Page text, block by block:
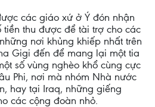
các giáo xứ ở Ý đón nhận
thu được để tài trợ cho các
nơi khủng khiếp nhất trên
Gigi đến để mang lại một tia
số vùng nghèo khổ cùng cực
Phi, nơi mà nhóm Nhà nước
hay tại Iraq, những giếng
các cộng đoàn nhỏ.